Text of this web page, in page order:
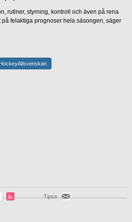
rutiner, styrning, kontroll och även på rena
felaktiga prognoser hela säsongen, säger
HockeyAllsvenskan
Tipsa